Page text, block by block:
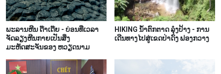
ພະລານຫີນ ດ໊າເດ໊ຍ - ບ່ອນທີ່ເວລາ
ຈັດລຽງຫີນກາຍເປັນສິ່ງ
ມະຫັດສະຈັນຂອງ ຫວຽດນາມ
HIKING ນ້ຳຕົກຕາດ ລຸ໋ງປ້າງ - ການ
ເດີນທາງໄປສູ່ເຂດປ່າດົງ ຟອງກວາງ